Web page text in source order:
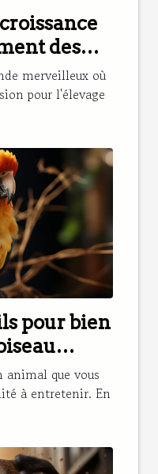
des
élevage
merveilleux où
pour l'élevage
pour bien
animal que vous
à entretenir. En